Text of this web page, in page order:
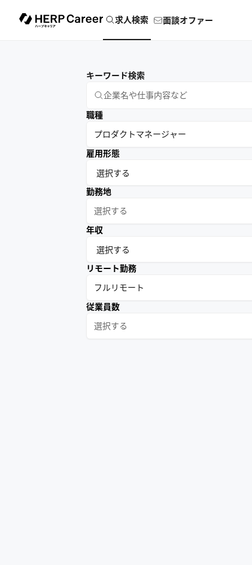
求人検索 面談オファー
キーワード検索
職種
プロダクトマネージャー
雇用形態
勤務地
選択する
年収
リモート勤務
フルリモート
従業員数
選択する